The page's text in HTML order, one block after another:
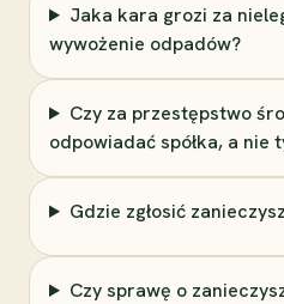
Jaka kara grozi za
wywożenie odpadów?
Czy za przestępstwo
odpowiadać spółka, a nie
Gdzie zgłosić
Czy sprawę o